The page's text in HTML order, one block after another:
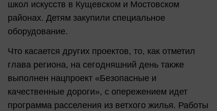
школ искусств в Кущевском и Мостовском
районах. Детям закупили специальное
оборудование.
Что касается других проектов, то, как отметил
глава региона, на сегодняшний день также
выполнен нацпроект «Безопасные и
качественные дороги», с опережением идет
программа расселения из ветхого жилья. Работы